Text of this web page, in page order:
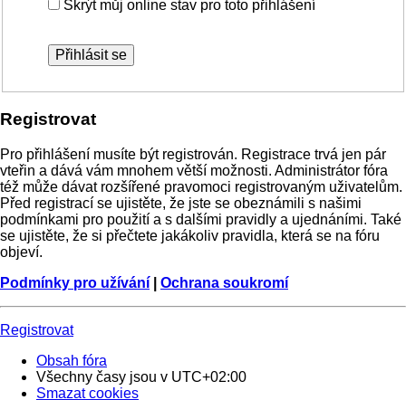
Skrýt můj online stav pro toto přihlášení
Registrovat
Pro přihlášení musíte být registrován. Registrace trvá jen pár
vteřin a dává vám mnohem větší možnosti. Administrátor fóra
též může dávat rozšířené pravomoci registrovaným uživatelům.
Před registrací se ujistěte, že jste se obeznámili s našimi
podmínkami pro použití a s dalšími pravidly a ujednáními. Také
se ujistěte, že si přečtete jakákoliv pravidla, která se na fóru
objeví.
Podmínky pro užívání
Ochrana soukromí
Registrovat
Obsah fóra
Všechny časy jsou v UTC+02:00
Smazat cookies